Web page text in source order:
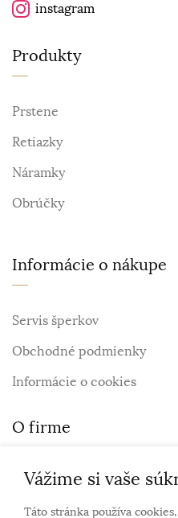
instagram
Produkty
Prstene
Retiazky
Náramky
Obrúčky
Informácie o nákupe
Servis šperkov
Obchodné podmienky
Informácie o cookies
O firme
Personalizovaný šperk
Kontakt
Vážime si vaše
Táto stránka používa